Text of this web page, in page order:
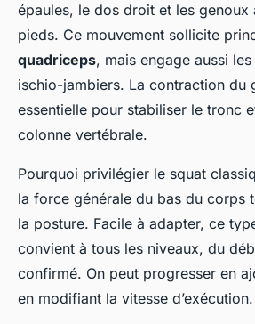
épaules, le dos droit et les genoux
pieds. Ce mouvement sollicite
quadriceps, mais engage aussi
ischio-jambiers. La contraction du
essentielle pour stabiliser le tronc
colonne vertébrale.
Pourquoi privilégier le squat
la force générale du bas du corps
la posture. Facile à adapter, ce
convient à tous les niveaux, du
confirmé. On peut progresser en
en modifiant la vitesse d’exécution.